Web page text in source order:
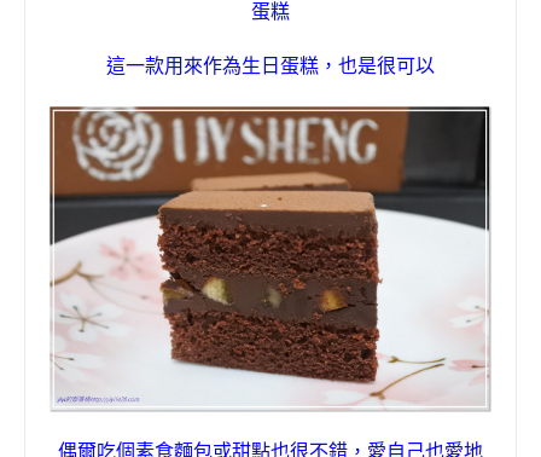
蛋糕
這一款用來作為生日蛋糕 ， 也是很可以
偶爾吃個素食麵包或甜點也很不錯， 愛自己也愛地